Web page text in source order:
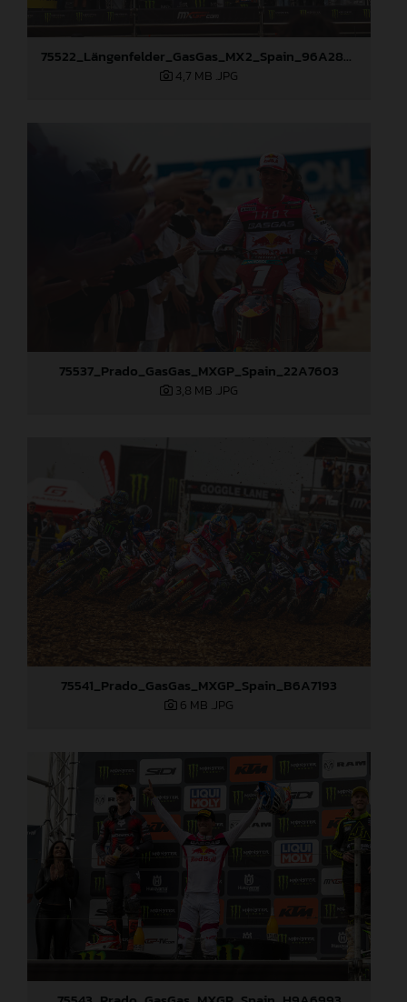
75522_Längenfelder_GasGas_MX2_Spain_96A2860
4,7 MB .JPG
75537_Prado_GasGas_MXGP_Spain_22A7603
3,8 MB .JPG
75541_Prado_GasGas_MXGP_Spain_B6A7193
6 MB .JPG